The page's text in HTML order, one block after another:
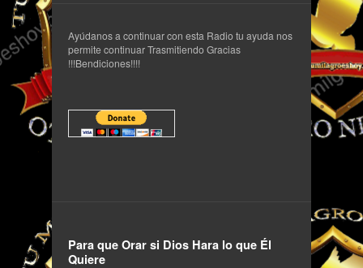
Ayúdanos a continuar con esta Radio tu ayuda nos
permite continuar Trasmitiendo Gracias
!!!Bendiciones!!!!
Para que Orar si Dios Hara lo que Él
Quiere